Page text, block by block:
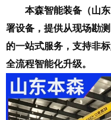
本森智能装备（山
署设备，提供从现场勘
的一站式服务，支持非
全流程智能化升级。